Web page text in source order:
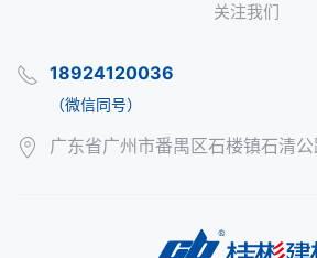
关注我们
18924120036
（微信同号）
广东省广州市番禺区石楼镇石清